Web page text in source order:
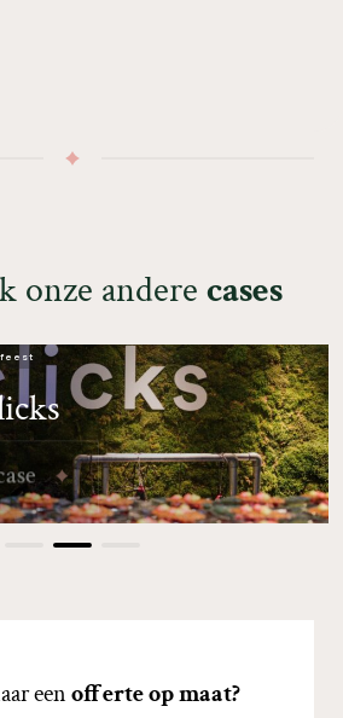
k onze andere cases
ase
eenofferte op maat?